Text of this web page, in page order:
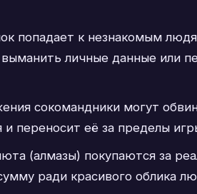
попадает к незнакомым
личные данные или
сокомандники могут
переносит её за пределы
(алмазы) покупаются за
ради красивого облика